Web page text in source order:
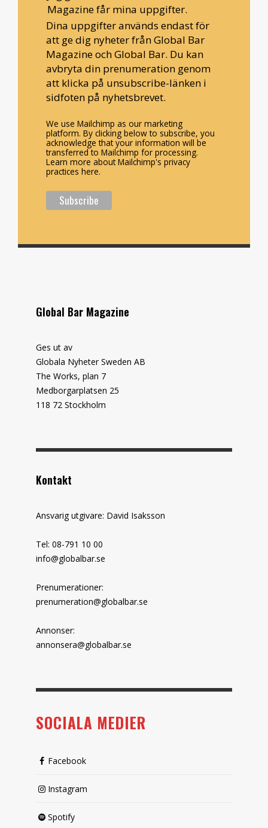
Magazine får mina uppgifter.
Dina uppgifter används endast för
att ge dig nyheter från Global Bar
Magazine och Global Bar. Du kan
avbryta din prenumeration genom
att klicka på unsubscribe-länken i
sidfoten på nyhetsbrevet.
We use Mailchimp as our marketing
platform. By clicking below to subscribe, you
acknowledge that your information will be
transferred to Mailchimp for processing.
Learn more about Mailchimp's privacy
practices here.
Global Bar Magazine
Ges ut av
Globala Nyheter Sweden AB
The Works, plan 7
Medborgarplatsen 25
118 72 Stockholm
Kontakt
Ansvarig utgivare: David Isaksson
Tel: 08-791 10 00
info@globalbar.se
Prenumerationer:
prenumeration@globalbar.se
Annonser:
annonsera@globalbar.se
SOCIALA MEDIER
Facebook
Instagram
Spotify